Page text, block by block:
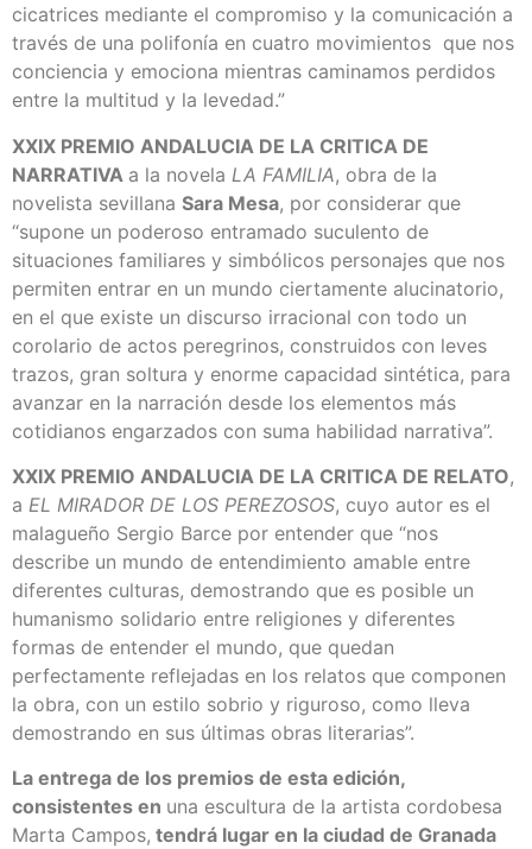
cicatrices mediante el compromiso y la comunicación a
través de una polifonía en cuatro movimientos que nos
conciencia y emociona mientras caminamos perdidos
entre la multitud y la levedad.”
XXIX PREMIO ANDALUCIA DE LA CRITICA DE
NARRATIVA a la novela LA FAMILIA, obra de la
novelista sevillana Sara Mesa, por considerar que
“supone un poderoso entramado suculento de
situaciones familiares y simbólicos personajes que nos
permiten entrar en un mundo ciertamente alucinatorio,
en el que existe un discurso irracional con todo un
corolario de actos peregrinos, construidos con leves
trazos, gran soltura y enorme capacidad sintética, para
avanzar en la narración desde los elementos más
cotidianos engarzados con suma habilidad narrativa”.
XXIX PREMIO ANDALUCIA DE LA CRITICA DE RELATO,
a EL MIRADOR DE LOS PEREZOSOS, cuyo autor es el
malagueño Sergio Barce por entender que “nos
describe un mundo de entendimiento amable entre
diferentes culturas, demostrando que es posible un
humanismo solidario entre religiones y diferentes
formas de entender el mundo, que quedan
perfectamente reflejadas en los relatos que componen
la obra, con un estilo sobrio y riguroso, como lleva
demostrando en sus últimas obras literarias”.
La entrega de los premios de esta edición,
consistentes en una escultura de la artista cordobesa
Marta Campos, tendrá lugar en la ciudad de Granada